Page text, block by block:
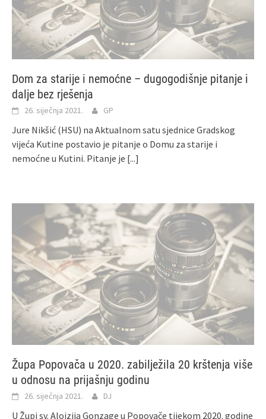
Dom za starije i nemoćne – dugogodišnje pitanje i
dalje bez rješenja
26. siječnja 2021. GP
Jure Nikšić (HSU) na Aktualnom satu sjednice Gradskog
vijeća Kutine postavio je pitanje o Domu za starije i
nemoćne u Kutini. Pitanje je [...]
Župa Popovača u 2020. zabilježila 20 krštenja više
u odnosu na prijašnju godinu
26. siječnja 2021. DJ
U Župi sv. Alojzija Gonzage u Popovače tijekom 2020. godine